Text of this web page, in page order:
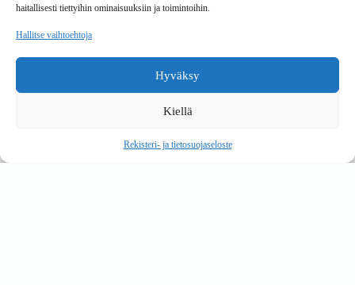
haitallisesti tiettyihin ominaisuuksiin ja toimintoihin.
Hallitse vaihtoehtoja
Hyväksy
Kiellä
Rekisteri- ja tietosuojaseloste
Copyright © 2026 Kalustepaikka